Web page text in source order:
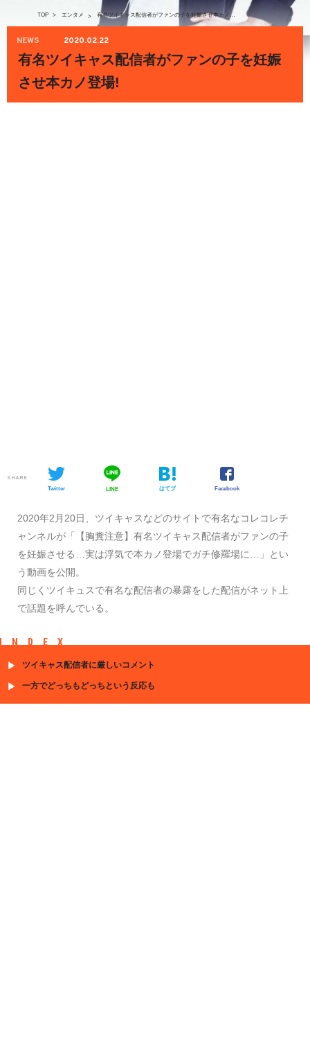
TOP > エンタメ > 有名ツイキャス配信者がファンの子を妊娠させ本カノ登場!
NEWS 2020.02.22
有名ツイキャス配信者がファンの子を妊娠
させ本カノ登場!
SHARE
Twitter LINE はてブ Facebook
2020年2月20日、ツイキャスなどのサイトで有名なコレコレチ
ャンネルが「【胸糞注意】有名ツイキャス配信者がファンの子
を妊娠させる…実は浮気で本カノ登場でガチ修羅場に…」とい
う動画を公開。
同じくツイキュスで有名な配信者の暴露をした配信がネット上
で話題を呼んでいる。
INDEX
ツイキャス配信者に厳しいコメント
一方でどっちもどっちという反応も